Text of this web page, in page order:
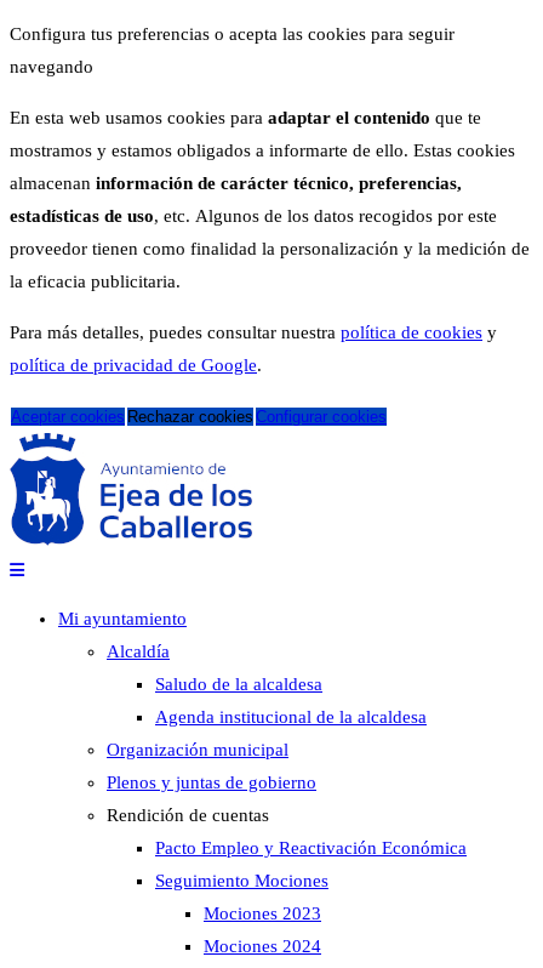
Configura tus preferencias o acepta las cookies para seguir
navegando
En esta web usamos cookies para adaptar el contenido que te
mostramos y estamos obligados a informarte de ello. Estas cookies
almacenan información de carácter técnico, preferencias,
estadísticas de uso, etc. Algunos de los datos recogidos por este
proveedor tienen como finalidad la personalización y la medición de
la eficacia publicitaria.
Para más detalles, puedes consultar nuestra política de cookies y
política de privacidad de Google.
Aceptar cookies Rechazar cookies Configurar cookies
Mi ayuntamiento
Alcaldía
Saludo de la alcaldesa
Agenda institucional de la alcaldesa
Organización municipal
Plenos y juntas de gobierno
Rendición de cuentas
Pacto Empleo y Reactivación Económica
Seguimiento Mociones
Mociones 2023
Mociones 2024